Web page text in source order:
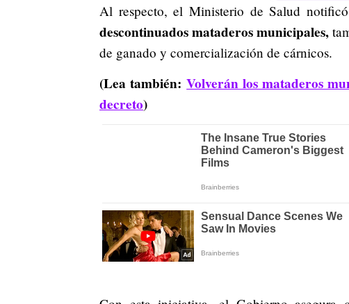
Al respecto, el Ministerio de Salud
descontinuados mataderos municipales,
de ganado y comercialización de cárnicos.
(Lea también:Volverán los mataderos
decreto)